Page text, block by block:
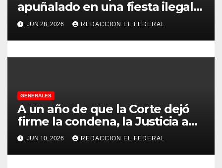
t
r
a
a
s
apuñalado en una fiesta ilegal
con más de 500 asistentes en
Chilecito
JUN 28, 2026 REDACCION EL FEDERAL
GENERALES
A un año de que la Corte dejó
firme la condena, la Justicia aún
no pudo decomisarle ni un peso
a CFK
JUN 10, 2026 REDACCION EL FEDERAL